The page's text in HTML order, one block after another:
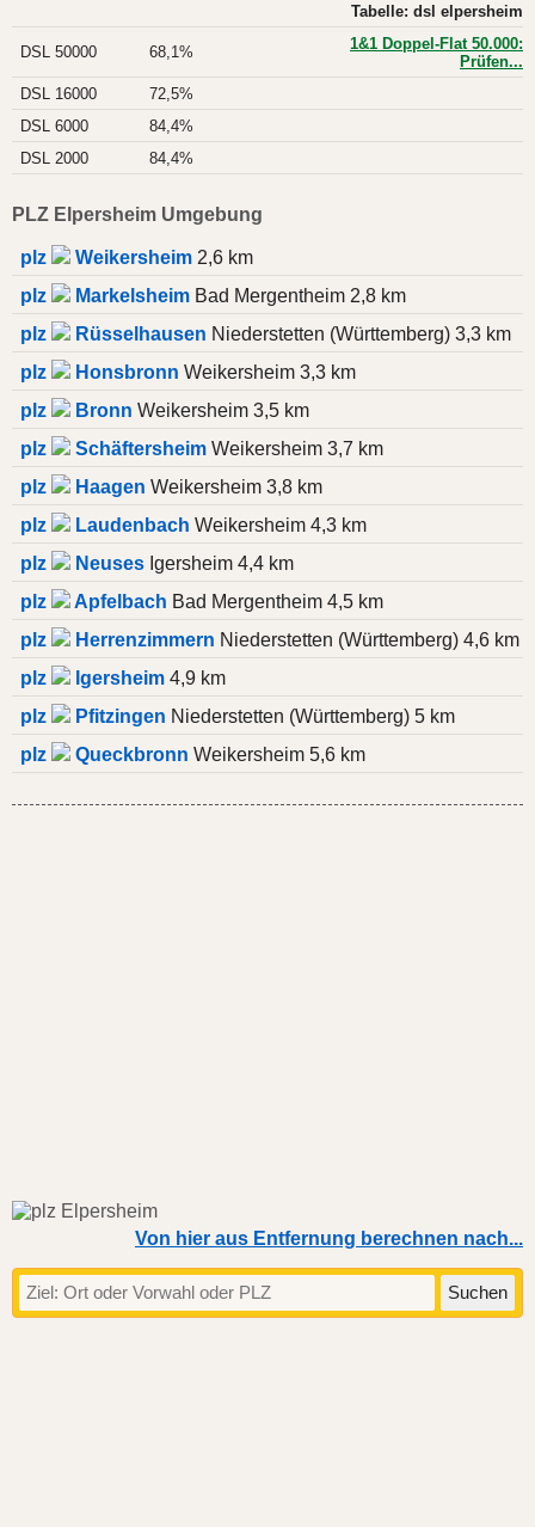
Tabelle: dsl elpersheim
DSL 50000 68,1%
1&1 Doppel-Flat 50.000:
Prüfen...
DSL 16000
72,5%
DSL 6000
84,4%
DSL 2000
84,4%
PLZ Elpersheim Umgebung
plz Weikersheim 2,6 km
plz
Markelsheim Bad Mergentheim 2,8 km
plz
Rüsselhausen Niederstetten (Württemberg) 3,3 km
plz
Honsbronn Weikersheim 3,3 km
plz
Bronn Weikersheim 3,5 km
plz
Schäftersheim Weikersheim 3,7 km
plz
Haagen Weikersheim 3,8 km
plz
Laudenbach Weikersheim 4,3 km
plz
Neuses Igersheim 4,4 km
plz
Apfelbach Bad Mergentheim 4,5 km
plz
Herrenzimmern Niederstetten (Württemberg) 4,6 km
plz
Igersheim 4,9 km
plz
Pfitzingen Niederstetten (Württemberg) 5 km
plz
Queckbronn Weikersheim 5,6 km
Von hier aus Entfernung berechnen nach...